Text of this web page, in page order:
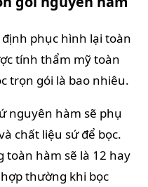
phục hình lại toàn
tính thẩm mỹ toàn
trọn gói là bao nhiêu.
nguyên hàm sẽ phụ
chất liệu sứ để bọc.
toàn hàm sẽ là 12 hay
thường khi bọc